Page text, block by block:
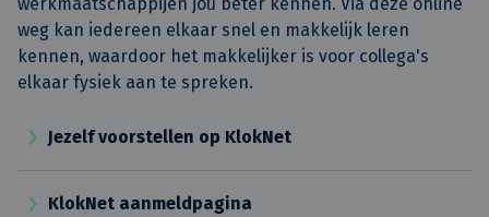
weg kan iedereen elkaar snel en makkelijk leren
kennen, waardoor het makkelijker is voor collega's
elkaar fysiek aan te spreken.
Jezelf voorstellen op KlokNet
KlokNet aanmeldpagina